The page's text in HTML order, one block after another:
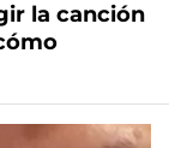
la canción